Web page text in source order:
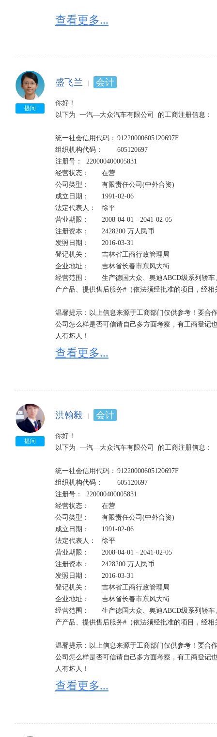
查看更多...
提问
盛飞兰 会计
你好！
以下为  一汽—大众汽车有限公司  的工商注册信息：
统一社会信用代码：	91220000605120697F
组织机构代码：	605120697
注册号：	220000400005831
经营状态：	在营
公司类型：	有限责任公司(中外合资)
成立日期：	1991-02-06
法定代表人：	徐平
营业期限：	2008-04-01 - 2041-02-05
注册资本：	2428200 万人民币
发照日期：	2016-03-31
登记机关：	吉林省工商行政管理局
企业地址：	吉林省长春市东风大街
经营范围：	生产德国大众、奥迪ABCD级系列轿车、奥迪V6系列发动机及其总成、零部件，并销售自
产产品、提供售后服务#（依法须经批准的项目，经
温馨提示：以上信息来源于工商部门仅供参考！要合
公司怎么样是否可信请自己多方面考察，有工商登记
人有坏人！
工商登记经营状态一般分为八种：存续、在业、吊销
照后，应当依法进行清算，清算结束并办理工商注销
5、经营状态迁出是指：企业登记主管机关的变更，
6、经营状态迁入是指：企业登记主管机关的变更，迁
8、经营状态清算是指：按章程规定解散以及由于破
产、债权、债务进行全面清查，并进行收取债权，清
吊销和注销的区别：
1、两者的行为主体不同。吊销企业法人营业执照是
照是企业的主动行为。
2、两者的性质不同。吊销是因企业违法行为而导致
行为。
3、两者的法律后果不同。吊销会给企业及其法定代
法律责任；注销是按照法律规定的程序结束公司主体
用公司名义继续开展活动也与原公司其它股东无关。
营业执照被吊销、未注销的，法人代表将会有以下影
1、不能贷款；
3、不能领养老保险；
4、公司每年会被税务局罚款2000-10000元；
5、会被阻止出境；
6、列入工商黑名单，以后不能再担任法人代表。
查看更多...
提问
洪翰毅 会计
你好！
以下为  一汽—大众汽车有限公司  的工商注册信息：
统一社会信用代码：	91220000605120697F
组织机构代码：	605120697
注册号：	220000400005831
经营状态：	在营
公司类型：	有限责任公司(中外合资)
成立日期：	1991-02-06
法定代表人：	徐平
营业期限：	2008-04-01 - 2041-02-05
注册资本：	2428200 万人民币
发照日期：	2016-03-31
登记机关：	吉林省工商行政管理局
企业地址：	吉林省长春市东风大街
经营范围：	生产德国大众、奥迪ABCD级系列轿车、奥迪V6系列发动机及其总成、零部件，并销售自
产产品、提供售后服务#（依法须经批准的项目，经
温馨提示：以上信息来源于工商部门仅供参考！要合
公司怎么样是否可信请自己多方面考察，有工商登记
人有坏人！
工商登记经营状态一般分为八种：存续、在业、吊销
查看更多...